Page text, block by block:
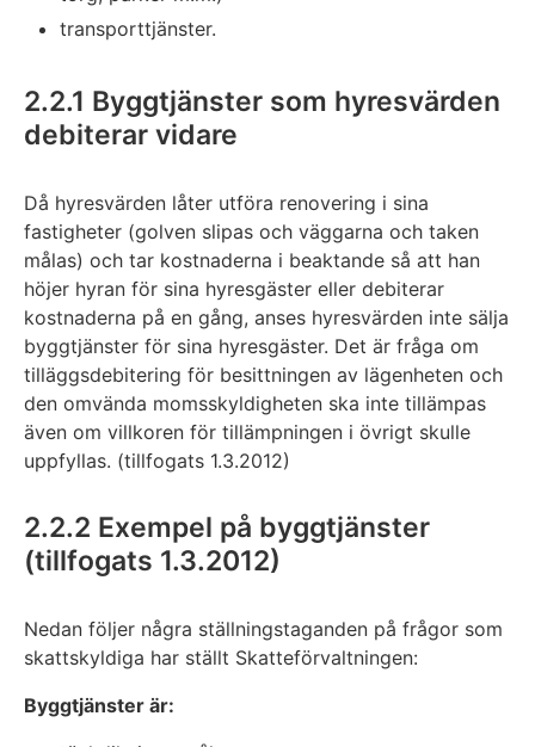
transporttjänster.
2.2.1 Byggtjänster som hyresvärden
debiterar vidare
Då hyresvärden låter utföra renovering i sina
fastigheter (golven slipas och väggarna och taken
målas) och tar kostnaderna i beaktande så att han
höjer hyran för sina hyresgäster eller debiterar
kostnaderna på en gång, anses hyresvärden inte sälja
byggtjänster för sina hyresgäster. Det är fråga om
tilläggsdebitering för besittningen av lägenheten och
den omvända momsskyldigheten ska inte tillämpas
även om villkoren för tillämpningen i övrigt skulle
uppfyllas. (tillfogats 1.3.2012)
2.2.2 Exempel på byggtjänster
(tillfogats 1.3.2012)
Nedan följer några ställningstaganden på frågor som
skattskyldiga har ställt Skatteförvaltningen:
Byggtjänster är: